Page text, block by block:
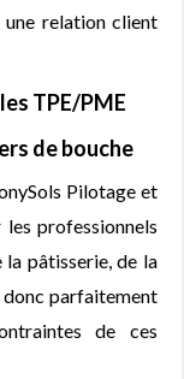
relation client
TPE/PME
de bouche
Pilotage et
professionnels
pâtisserie, de la
parfaitement
de ces